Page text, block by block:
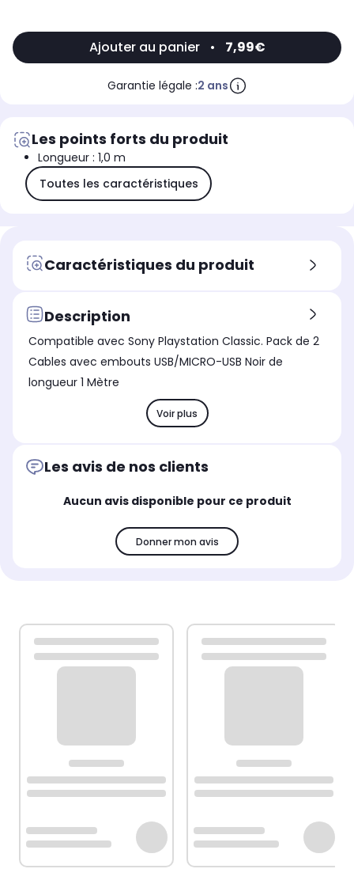
Ajouter au panier • 7,99€
Garantie légale :2 ans
Les points forts du produit
Longueur : 1,0 m
Toutes les caractéristiques
Caractéristiques du produit
Description
Compatible avec Sony Playstation Classic. Pack de 2
Cables avec embouts USB/MICRO-USB Noir de
longueur 1 Mètre
Voir plus
Les avis de nos clients
Aucun avis disponible pour ce produit
Donner mon avis